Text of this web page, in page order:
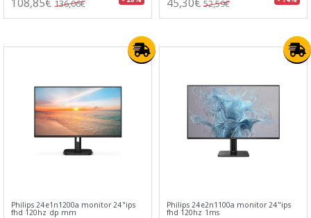
136,06€ 52,59€
Philips 24e1n1200a monitor 24"ips
fhd 120hz dp mm
Philips 24e2n1100a monitor 24"ips
fhd 120hz 1ms